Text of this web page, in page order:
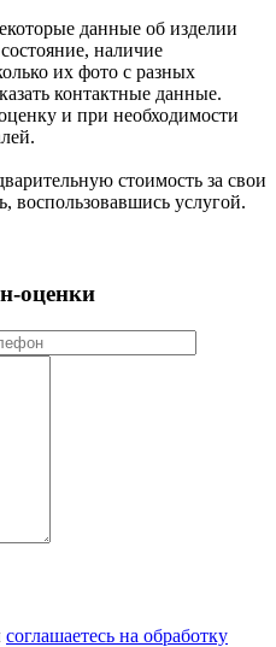
данные об изделии
наличие
их фото с разных
контактные данные.
и при необходимости
стоимость за свои
воспользовавшись услугой.
оценки
соглашаетесь на обработку